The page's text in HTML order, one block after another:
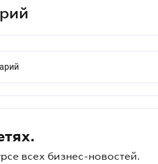
всех бизнес-новостей.